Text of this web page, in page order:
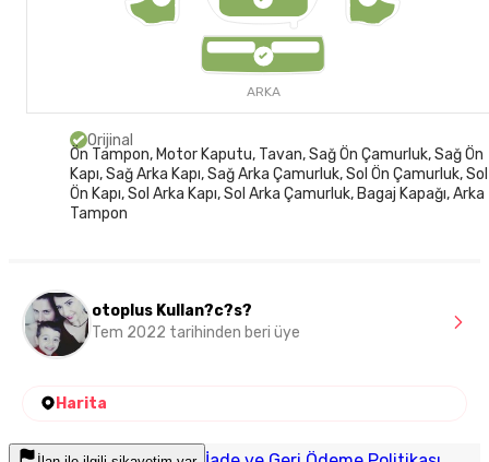
ARKA
Orijinal
Ön Tampon, Motor Kaputu, Tavan, Sağ Ön Çamurluk, Sağ Ön
Kapı, Sağ Arka Kapı, Sağ Arka Çamurluk, Sol Ön Çamurluk, Sol
Ön Kapı, Sol Arka Kapı, Sol Arka Çamurluk, Bagaj Kapağı, Arka
Tampon
otoplus Kullan?c?s?
Tem 2022 tarihinden beri üye
Harita